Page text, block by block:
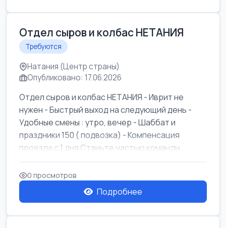
Отдел сыров и колбас НЕТАНИЯ
Требуются
Натания (Центр страны)
Опубликовано: 17.06.2026
Отдел сыров и колбас НЕТАНИЯ - Иврит не
нужен - Быстрый выход на следующий день -
Удобные смены : утро, вечер - Шаббат и
праздники 150 ( подвозка) - Компенсация
проезда с 1 дня Станьте частью команды ...
0 просмотров
Подробнее